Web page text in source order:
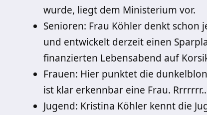
wurde, liegt dem Ministerium vor.
Senioren: Frau Köhler denkt schon
und entwickelt derzeit einen
finanzierten Lebensabend auf
Frauen: Hier punktet die
ist klar erkennbar eine Frau.
Jugend: Kristina Köhler kennt die